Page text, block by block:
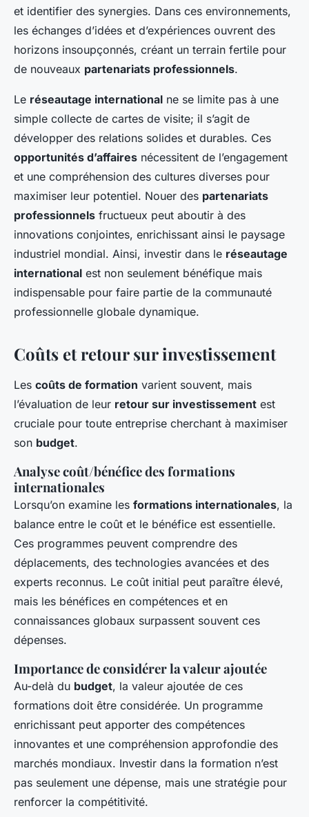
et identifier des synergies. Dans ces environnements,
les échanges d’idées et d’expériences ouvrent des
horizons insoupçonnés, créant un terrain fertile pour
de nouveaux partenariats professionnels.
Le réseautage international ne se limite pas à une
simple collecte de cartes de visite; il s’agit de
développer des relations solides et durables. Ces
opportunités d’affaires nécessitent de l’engagement
et une compréhension des cultures diverses pour
maximiser leur potentiel. Nouer des partenariats
professionnels fructueux peut aboutir à des
innovations conjointes, enrichissant ainsi le paysage
industriel mondial. Ainsi, investir dans le réseautage
international est non seulement bénéfique mais
indispensable pour faire partie de la communauté
professionnelle globale dynamique.
Coûts et retour sur investissement
Les coûts de formation varient souvent, mais
l’évaluation de leur retour sur investissement est
cruciale pour toute entreprise cherchant à maximiser
son budget.
Analyse coût/bénéfice des formations
internationales
Lorsqu’on examine les formations internationales, la
balance entre le coût et le bénéfice est essentielle.
Ces programmes peuvent comprendre des
déplacements, des technologies avancées et des
experts reconnus. Le coût initial peut paraître élevé,
mais les bénéfices en compétences et en
connaissances globaux surpassent souvent ces
dépenses.
Importance de considérer la valeur ajoutée
Au-delà du budget, la valeur ajoutée de ces
formations doit être considérée. Un programme
enrichissant peut apporter des compétences
innovantes et une compréhension approfondie des
marchés mondiaux. Investir dans la formation n’est
pas seulement une dépense, mais une stratégie pour
renforcer la compétitivité.